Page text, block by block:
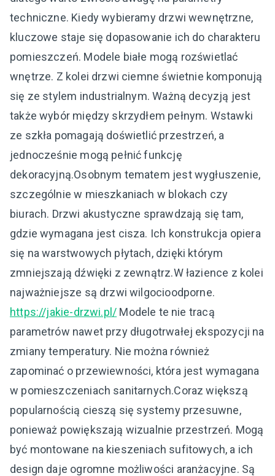
techniczne. Kiedy wybieramy drzwi wewnętrzne,
kluczowe staje się dopasowanie ich do charakteru
pomieszczeń. Modele białe mogą rozświetlać
wnętrze. Z kolei drzwi ciemne świetnie komponują
się ze stylem industrialnym. Ważną decyzją jest
także wybór między skrzydłem pełnym. Wstawki
ze szkła pomagają doświetlić przestrzeń, a
jednocześnie mogą pełnić funkcję
dekoracyjną.Osobnym tematem jest wygłuszenie,
szczególnie w mieszkaniach w blokach czy
biurach. Drzwi akustyczne sprawdzają się tam,
gdzie wymagana jest cisza. Ich konstrukcja opiera
się na warstwowych płytach, dzięki którym
zmniejszają dźwięki z zewnątrz.W łazience z kolei
najważniejsze są drzwi wilgocioodporne.
https://jakie-drzwi.pl/ Modele te nie tracą
parametrów nawet przy długotrwałej ekspozycji na
zmiany temperatury. Nie można również
zapominać o przewiewności, która jest wymagana
w pomieszczeniach sanitarnych.Coraz większą
popularnością cieszą się systemy przesuwne,
ponieważ powiększają wizualnie przestrzeń. Mogą
być montowane na kieszeniach sufitowych, a ich
design daje ogromne możliwości aranżacyjne. Są